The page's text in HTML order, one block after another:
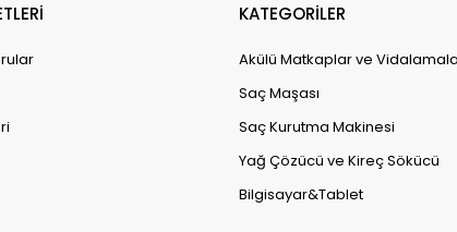
KATEGORİLER
Akülü Matkaplar ve
Saç Maşası
Saç Kurutma Makinesi
Yağ Çözücü ve Kireç Sökücü
Bilgisayar&Tablet